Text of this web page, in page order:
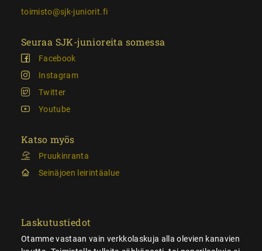
toimisto@sjk-juniorit.fi
Seuraa SJK-junioreita somessa
Facebook
Instagram
Twitter
Youtube
Katso myös
Pruukinranta
Seinäjoen leirintäalue
Laskutustiedot
Otamme vastaan vain verkkolaskuja alla olevien kanavien